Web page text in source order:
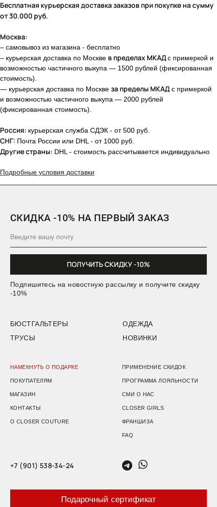
Бесплатная курьерская доставка заказов при покупке на сумму
от 30.000 руб.
Москва:
– самовывоз из магазина - бесплатно
– курьерская доставка по Москве в пределах МКАДс примеркой и
возможностью частичного выкупа — 1500 рублей (фиксированная
стоимость).
— курьерская доставка по Москве за пределы МКАД с примеркой
и возможностью частичного выкупа — 2000 рублей
(фиксированная стоимость).
Россия: курьерская служба СДЭК - от 500 руб.
СНГ: Почта России или DHL - от 1000 руб.
Другие страны: DHL - стоимость рассчитывается индивидуально
Подробные условия доставки
Пользовательское соглашение
Подарочный сертификат